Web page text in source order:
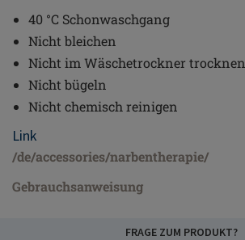
40 °C Schonwaschgang
Nicht bleichen
Nicht im Wäschetrockner trocknen
Nicht bügeln
Nicht chemisch reinigen
Link
/de/accessories/narbentherapie/
Gebrauchsanweisung
FRAGE ZUM PRODUKT?